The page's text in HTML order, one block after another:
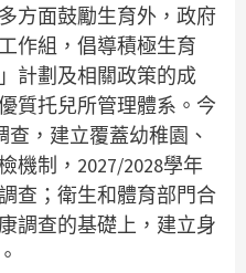
方面鼓勵生育外，政府
作組，倡導積極生育
計劃及相關政策的成
質托兒所管理體系。今
查，建立覆蓋幼稚園、
機制，2027/2028學年
查；衛生和體育部門合
調查的基礎上，建立身